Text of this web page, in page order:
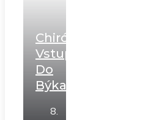
Chirón
Vstupuje
Do
Býka
8.